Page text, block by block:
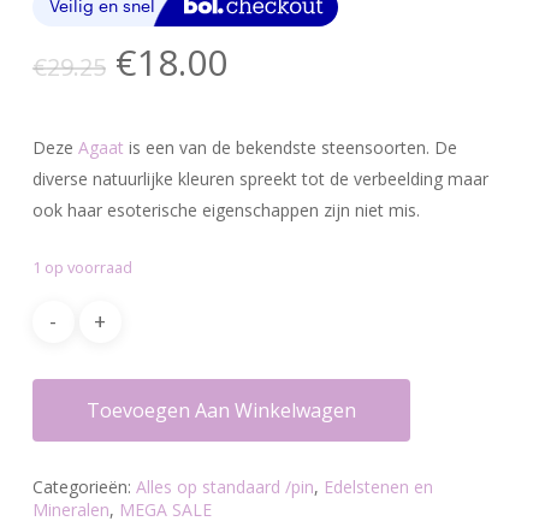
€29.25 Oorspronkelijke
was:
€29.25.
€18.00Huidige
is:
€18.00.
Deze Agaat is een van de bekendste steensoorten. De
diverse natuurlijke kleuren spreekt tot de verbeelding maar
ook haar esoterische eigenschappen zijn niet mis.
1 op voorraad
Toevoegen Aan Winkelwagen
Categorieën: Alles op standaard /pin, Edelstenen en
Mineralen, MEGA SALE